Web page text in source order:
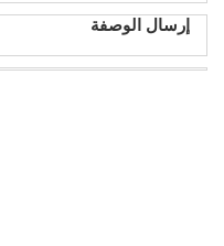
إرسال الوصفة